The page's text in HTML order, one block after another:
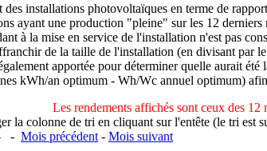
des installations photovoltaïques en terme de
ayant une production "pleine" sur les 12 derniers
à la mise en service de l'installation n'est pas
de la taille de l'installation (en divisant par
apportée pour déterminer quelle aurait
kWh/an optimum - Wh/Wc annuel optimum)
Les rendements affichés sont ceux des 12
la colonne de tri en cliquant sur l'entête (le tri est
- Mois précédent - Mois suivant